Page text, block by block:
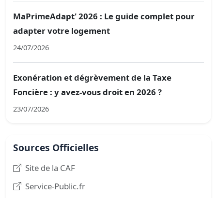
MaPrimeAdapt' 2026 : Le guide complet pour
adapter votre logement
24/07/2026
Exonération et dégrèvement de la Taxe
Foncière : y avez-vous droit en 2026 ?
23/07/2026
Sources Officielles
Site de la CAF
Service-Public.fr